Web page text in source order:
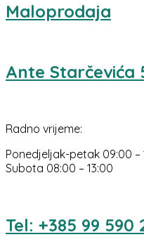
Maloprodaja
Ante Starčevića
Radno vrijeme:
Ponedjeljak-petak 09:00 –
Subota 08:00 – 13:00
Tel: +385 99 590